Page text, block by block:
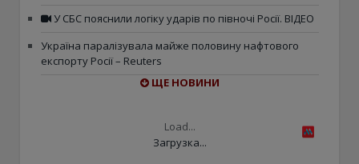
У СБС пояснили логіку ударів по півночі Росії. ВІДЕО
Україна паралізувала майже половину нафтового
експорту Росії – Reuters
ЩЕ НОВИНИ
Load...
Загрузка...